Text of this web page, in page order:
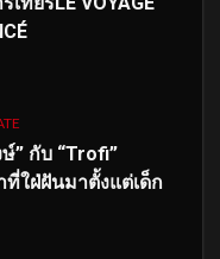
” กับ “Trofi”
ที่ใฝ่ฝันมาตั้งแต่เด็ก